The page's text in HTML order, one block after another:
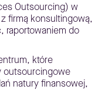
Outsourcing) w
firmą konsultingową,
raportowaniem do
które
outsourcingowe
natury finansowej,